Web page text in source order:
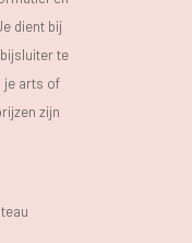
dient bij
te
je arts of
zijn